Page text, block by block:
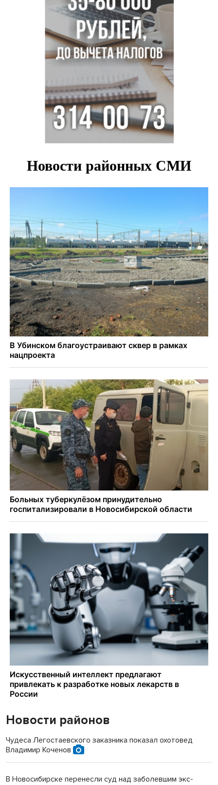
Актриса из Новосибирска Евгения Туркова сыграла мать
в сериале «Малой»
Новости районов
Чудеса Легостаевского заказника показал охотовед
Владимир Коченов
В Новосибирске перенесли суд над заболевшим экс-